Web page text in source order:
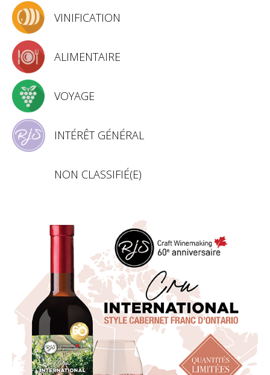
VINIFICATION
ALIMENTAIRE
VOYAGE
INTÉRÊT GÉNÉRAL
NON CLASSIFIÉ(E)